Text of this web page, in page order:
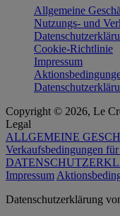
Allgemeine
Nutzungs- und
Cookie-Richtlinie
Impressum
Copyright © 2026, Le
Legal
ALLGEMEINE
Verkaufsbedingungen
Impressum
Datenschutz­erklärung